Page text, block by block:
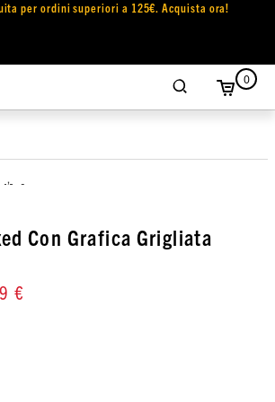
per ordini superiori a 125€. Acquista ora!
0
,
Con Grafica Grigliata
€